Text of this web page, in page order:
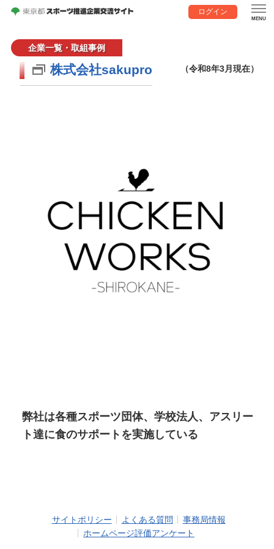
ログイン
企業一覧・取組事例
株式会社sakupro （令和8年3月現在）
弊社は各種スポーツ団体、学校法人、アスリー
ト達に食のサポートを実施している
サイトポリシー よくある質問
事務局情報
ホームページ評価アンケート